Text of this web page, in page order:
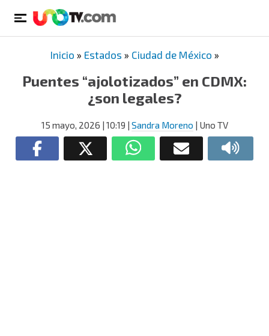
Inicio » Estados » Ciudad de México »
Puentes “ajolotizados” en CDMX:
¿son legales?
15 mayo, 2026 | 10:19 | Sandra Moreno | Uno TV